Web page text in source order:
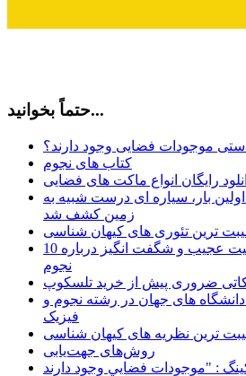
حتماً بخوانید...
موجودات فضایی وجود دارند؟
کتاب های نجوم
رایگان انواع ماکت های فضایی
بار، سیاره ای درست شبیه به
زمین کشف شد
ترین تئوری های کیهان شناسی
10 واقعیت عجیب و شگفت انگیز درباره
نجوم
ضروری پیش از خرید تلسکوپ
دانشگاه های جهان در رشته نجوم و
فیزیک
ترین نظریه های کیهان شناسی
روش‌های جهت‌یابی